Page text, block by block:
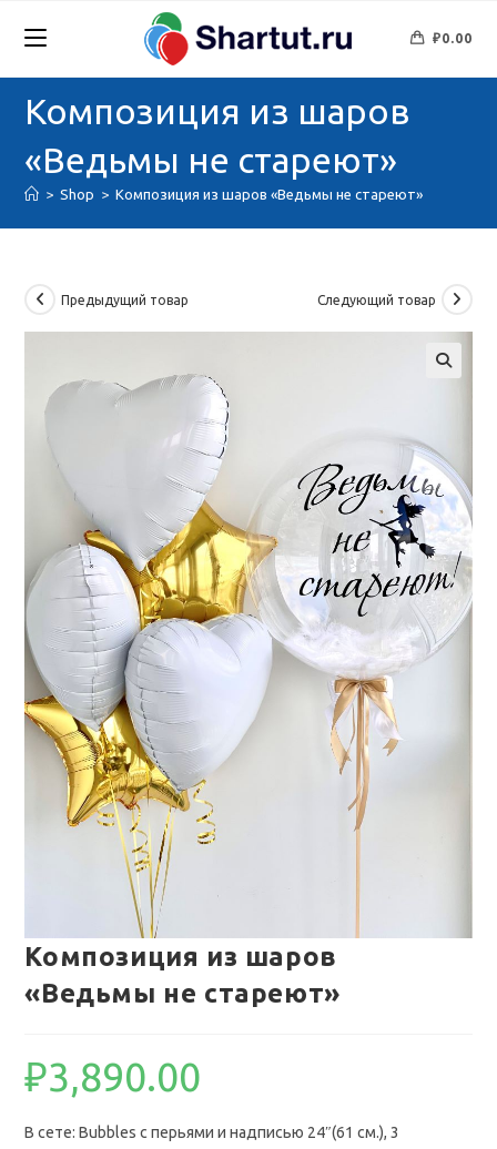
₽0.00
Композиция из шаров
«Ведьмы не стареют»
> Shop > Композиция из шаров «Ведьмы не стареют»
Предыдущий товар Следующий товар
Композиция из шаров
«Ведьмы не стареют»
₽3,890.00
В сете: Bubbles с перьями и надписью 24″(61 см.), 3